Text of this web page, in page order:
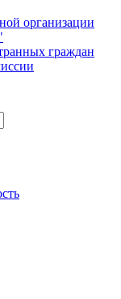
организации
граждан